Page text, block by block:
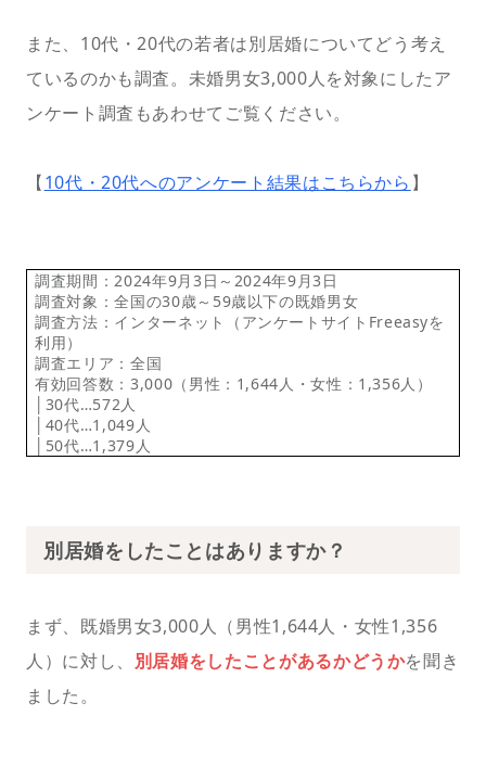
また、10代・20代の若者は別居婚についてどう考え
ているのかも調査。未婚男女3,000人を対象にしたア
ンケート調査もあわせてご覧ください。
【10代・20代へのアンケート結果はこちらから 】
調査期間：2024年9月3日～2024年9月3日
調査対象：全国の30歳～59歳以下の既婚男女
調査方法：インターネット（アンケートサイトFreeasyを
利用）
調査エリア：全国
有効回答数：3,000（男性：1,644人・女性：1,356人）
│30代…572人
│40代…1,049人
│50代…1,379人
別居婚をしたことはありますか？
まず、既婚男女3,000人（男性1,644人・女性1,356
人）に対し、 別居婚をしたことがあるかどうかを聞き
ました。